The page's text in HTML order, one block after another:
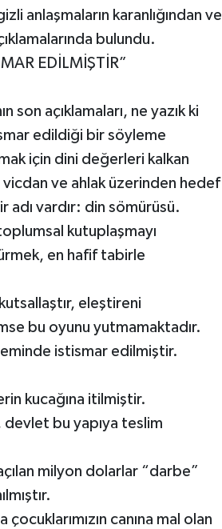
anlaşmaların karanlığından ve
bulundu.
EDİLMİŞTİR”
son açıklamaları, ne yazık ki
edildiği bir söyleme
için dini değerleri kalkan
ve ahlak üzerinden hedef
adı vardır: din sömürüsü.
kutuplaşmayı
en hafif tabirle
eleştireni
bu oyunu yutmamaktadır.
istismar edilmiştir.
kucağına itilmiştir.
devlet bu yapıya teslim
milyon dolarlar “darbe”
canına mal olan